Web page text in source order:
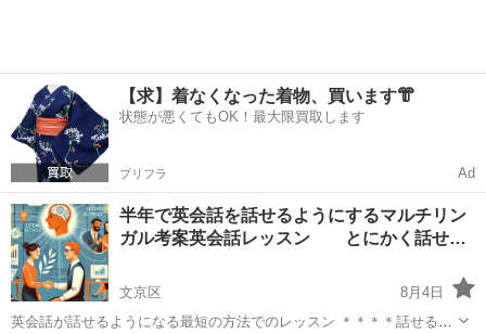
【求】着なくなった着物、買います👘
状態が悪くてもOK！最大限買取します
プリフラ Ad
半年で英会話を話せるようにするマルチリン
ガル考案英会話レッスン とにかく話せ…
文京区
8月4日
英会話が話せるようになる最短の方法でのレッスン ＊＊＊＊話せるよ